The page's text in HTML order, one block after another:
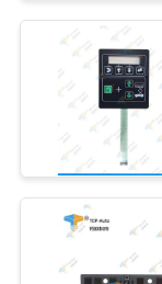
SITEMAP
PRIVACY
POLICY
DC